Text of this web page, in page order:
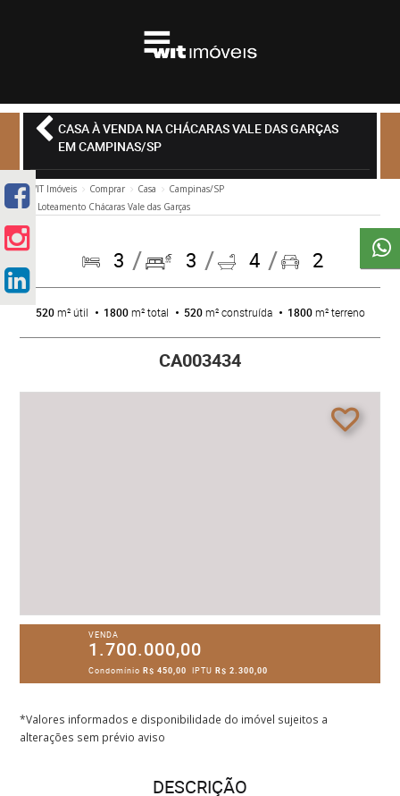
CASA À VENDA NA CHÁCARAS VALE DAS GARÇAS
EM CAMPINAS/SP
WIT Imóveis Comprar Casa
Campinas/SP
Loteamento Chácaras Vale das Garças
3 3 4 2
520m² útil 1800m² total 520m² construída 1800m² terreno
CA003434
VENDA
1.700.000,00
CondomínioR$ 450,00 IPTUR$ 2.300,00
*Valores informados e disponibilidade do imóvel sujeitos a
alterações sem prévio aviso
DESCRIÇÃO